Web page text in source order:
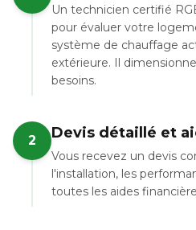
Un technicien certifié
pour évaluer votre
système de chauffage
extérieure. Il
besoins.
2 Devis détaillé et
Vous recevez un devis
l'installation, les
toutes les aides